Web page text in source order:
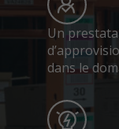
Un
dans le